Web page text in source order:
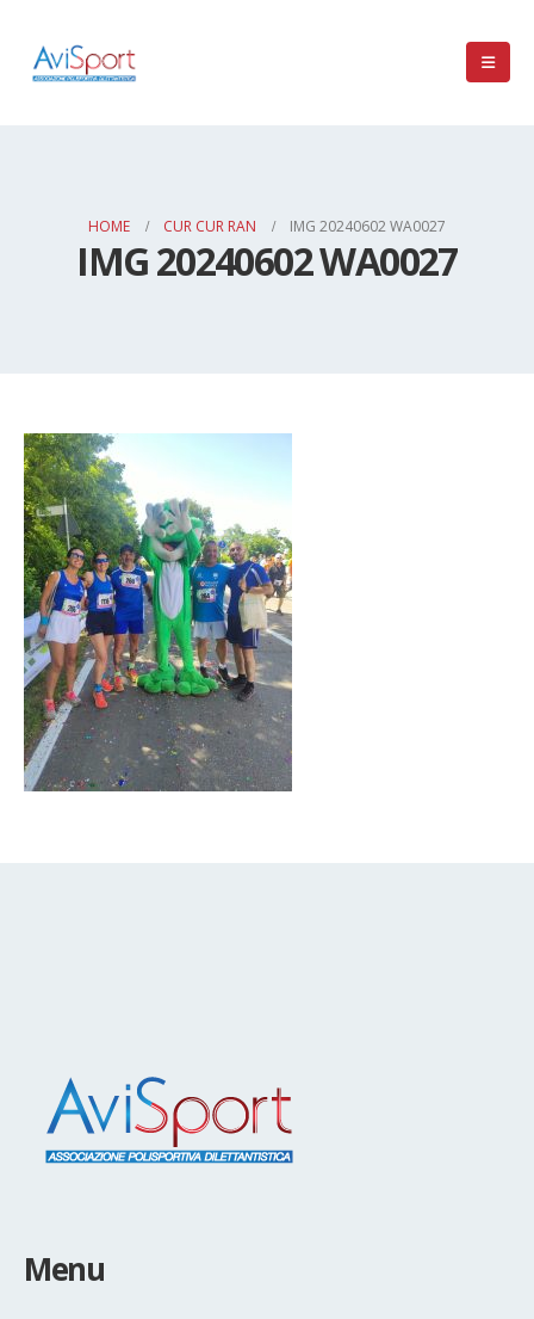
HOME CUR CUR RAN IMG 20240602 WA0027
IMG 20240602 WA0027
Menu